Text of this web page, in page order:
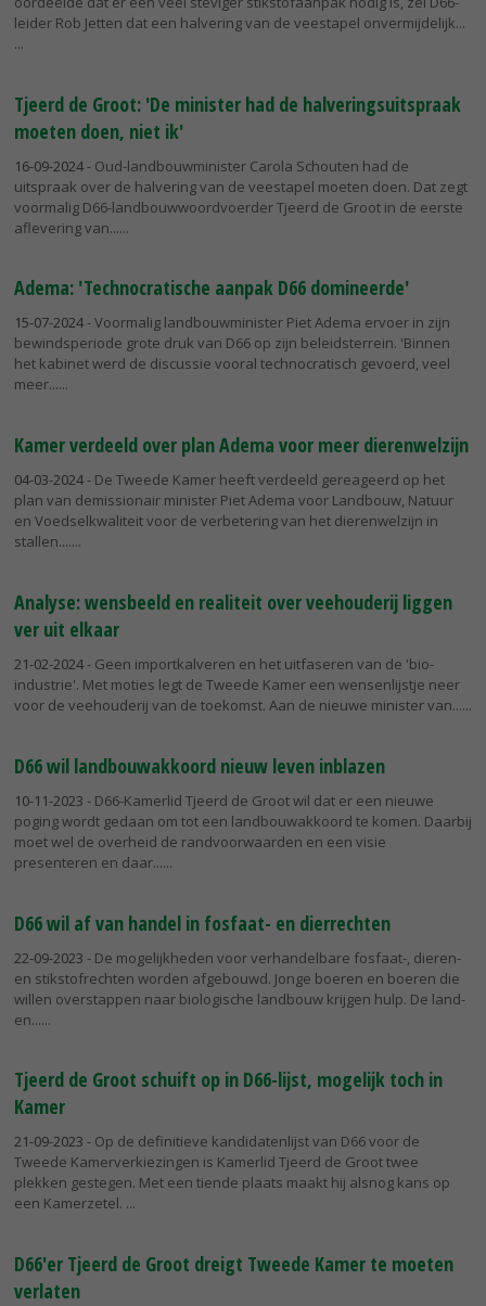
leider Rob Jetten dat een halvering van de veestapel onvermijdelijk...
Tjeerd de Groot: 'De minister had de halveringsuitspraak
moeten doen, niet ik'
16-09-2024- Oud-landbouwminister Carola Schouten had de
uitspraak over de halvering van de veestapel moeten doen. Dat zegt
voormalig D66-landbouwwoordvoerder Tjeerd de Groot in de eerste
aflevering van...
Adema: 'Technocratische aanpak D66 domineerde'
15-07-2024- Voormalig landbouwminister Piet Adema ervoer in zijn
bewindsperiode grote druk van D66 op zijn beleidsterrein. 'Binnen
het kabinet werd de discussie vooral technocratisch gevoerd, veel
meer...
Kamer verdeeld over plan Adema voor meer dierenwelzijn
04-03-2024- De Tweede Kamer heeft verdeeld gereageerd op het
plan van demissionair minister Piet Adema voor Landbouw, Natuur
en Voedselkwaliteit voor de verbetering van het dierenwelzijn in
stallen....
Analyse: wensbeeld en realiteit over veehouderij liggen
ver uit elkaar
21-02-2024- Geen importkalveren en het uitfaseren van de 'bio-
industrie'. Met moties legt de Tweede Kamer een wensenlijstje neer
voor de veehouderij van de toekomst. Aan de nieuwe minister van...
D66 wil landbouwakkoord nieuw leven inblazen
10-11-2023 - D66-Kamerlid Tjeerd de Groot wil dat er een nieuwe
poging wordt gedaan om tot een landbouwakkoord te komen. Daarbij
moet wel de overheid de randvoorwaarden en een visie
presenteren en daar...
D66 wil af van handel in fosfaat- en dierrechten
22-09-2023 - De mogelijkheden voor verhandelbare fosfaat-, dieren-
en stikstofrechten worden afgebouwd. Jonge boeren en boeren die
willen overstappen naar biologische landbouw krijgen hulp. De land-
en...
Tjeerd de Groot schuift op in D66-lijst, mogelijk toch in
Kamer
21-09-2023 - Op de definitieve kandidatenlijst van D66 voor de
Tweede Kamerverkiezingen is Kamerlid Tjeerd de Groot twee
plekken gestegen. Met een tiende plaats maakt hij alsnog kans op
een Kamerzetel.
D66'er Tjeerd de Groot dreigt Tweede Kamer te moeten
verlaten